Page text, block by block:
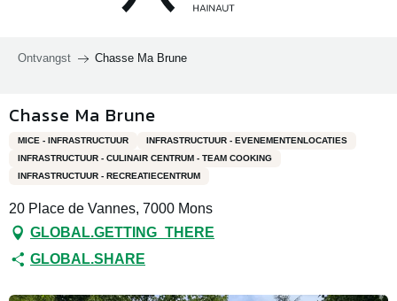
Ontvangst Chasse Ma Brune
Chasse Ma Brune
MICE - INFRASTRUCTUUR
INFRASTRUCTUUR - EVENEMENTENLOCATIES
INFRASTRUCTUUR - CULINAIR CENTRUM - TEAM COOKING
INFRASTRUCTUUR - RECREATIECENTRUM
20 Place de Vannes, 7000 Mons
GLOBAL.GETTING_THERE
GLOBAL.SHARE